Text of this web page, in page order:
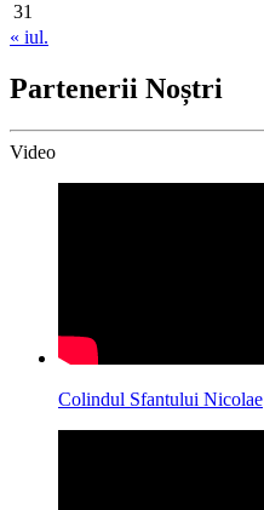
31
« iul.
Partenerii Noștri
Video
Colindul Sfantului Nicolae